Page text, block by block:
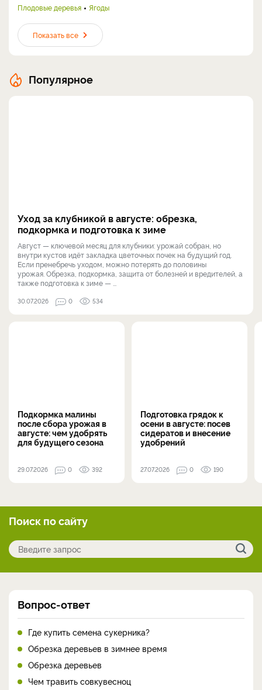
Плодовые деревья Ягоды
Показать все
Популярное
Уход за клубникой в августе: обрезка,
подкормка и подготовка к зиме
Август — ключевой месяц для клубники: урожай собран, но
внутри кустов идёт закладка цветочных почек на будущий год.
Если пренебречь уходом, можно потерять до половины
урожая. Обрезка, подкормка, защита от болезней и вредителей, а
также подготовка к зиме — ...
30.07.2026 0 534
Подкормка малины
после сбора урожая в
августе: чем удобрять
для будущего сезона
29.07.2026 0 392
Подготовка грядок к
осени в августе: посев
сидератов и внесение
удобрений
27.07.2026 0 190
Поиск по сайту
Вопрос-ответ
Где купить семена сукерника?
Обрезка деревьев в зимнее время
Обрезка деревьев
Чем травить совкувесноц